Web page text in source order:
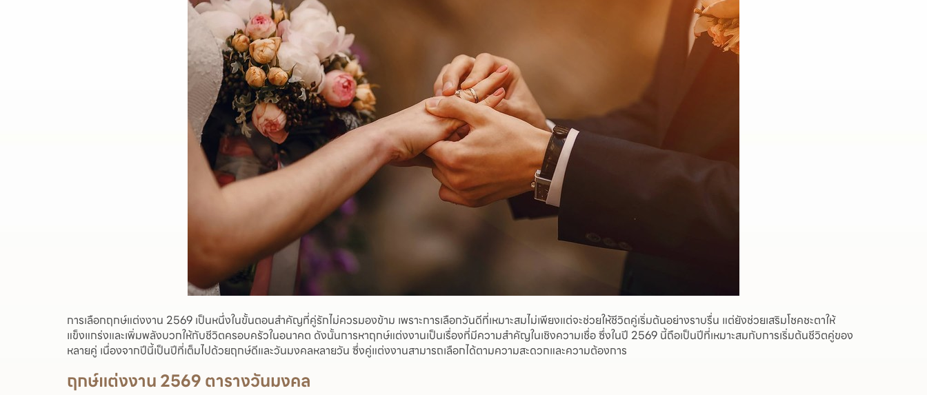
การเลือกฤกษ์แต่งงาน 2569 เป็นหนึ่งในขั้นตอนสำคัญที่คู่รักไม่ควรมองข้าม เพราะการเลือกวันดีที่เหมาะสมไม่เพียงแต่จะช่วยให้ชีวิตคู่เริ่มต้นอย่างราบรื่น แต่ยังช่วยเสริมโชคชะตาให้
แข็งแกร่งและเพิ่มพลังบวกให้กับชีวิตครอบครัวในอนาคต ดังนั้นการหาฤกษ์แต่งงานเป็นเรื่องที่มีความสำคัญในเชิงความเชื่อ ซึ่งในปี 2569 นี้ถือเป็นปีที่เหมาะสมกับการเริ่มต้นชีวิตคู่ของ
หลายคู่ เนื่องจากปีนี้เป็นปีที่เต็มไปด้วยฤกษ์ดีและวันมงคลหลายวัน ซึ่งคู่แต่งงานสามารถเลือกได้ตามความสะดวกและความต้องการ
ฤกษ์แต่งงาน 2569 ตารางวันมงคล